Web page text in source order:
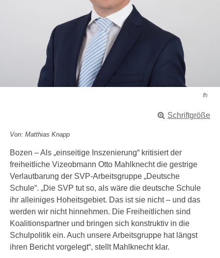
fh
Schriftgröße
Von: Matthias Knapp
Bozen – Als „einseitige Inszenierung“ kritisiert der
freiheitliche Vizeobmann Otto Mahlknecht die gestrige
Verlautbarung der SVP-Arbeitsgruppe „Deutsche
Schule“. „Die SVP tut so, als wäre die deutsche Schule
ihr alleiniges Hoheitsgebiet. Das ist sie nicht – und das
werden wir nicht hinnehmen. Die Freiheitlichen sind
Koalitionspartner und bringen sich konstruktiv in die
Schulpolitik ein. Auch unsere Arbeitsgruppe hat längst
ihren Bericht vorgelegt“, stellt Mahlknecht klar.